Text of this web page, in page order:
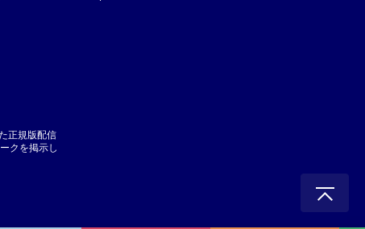
正規版配信
クを掲示し